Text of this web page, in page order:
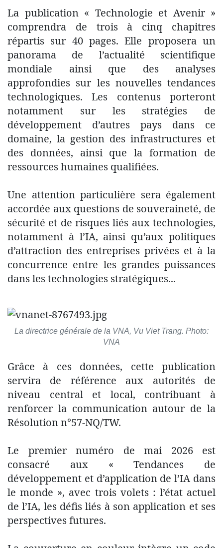
La publication « Technologie et Avenir »
comprendra de trois à cinq chapitres
répartis sur 40 pages. Elle proposera un
panorama de l’actualité scientifique
mondiale ainsi que des analyses
approfondies sur les nouvelles tendances
technologiques. Les contenus porteront
notamment sur les stratégies de
développement d’autres pays dans ce
domaine, la gestion des infrastructures et
des données, ainsi que la formation de
ressources humaines qualifiées.
Une attention particulière sera également
accordée aux questions de souveraineté, de
sécurité et de risques liés aux technologies,
notamment à l’IA, ainsi qu’aux politiques
d’attraction des entreprises privées et à la
concurrence entre les grandes puissances
dans les technologies stratégiques...
La directrice générale de la VNA, Vu Viet Trang. Photo:
VNA
Grâce à ces données, cette publication
servira de référence aux autorités de
niveau central et local, contribuant à
renforcer la communication autour de la
Résolution n°57-NQ/TW.
Le premier numéro de mai 2026 est
consacré aux « Tendances de
développement et d’application de l’IA dans
le monde », avec trois volets : l’état actuel
de l’IA, les défis liés à son application et ses
perspectives futures.